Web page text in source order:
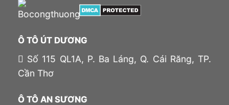
Ô TÔ ÚT DƯƠNG
Số 115 QL1A, P. Ba Láng, Q. Cái Răng, TP.
Cần Thơ
Ô TÔ AN SƯƠNG